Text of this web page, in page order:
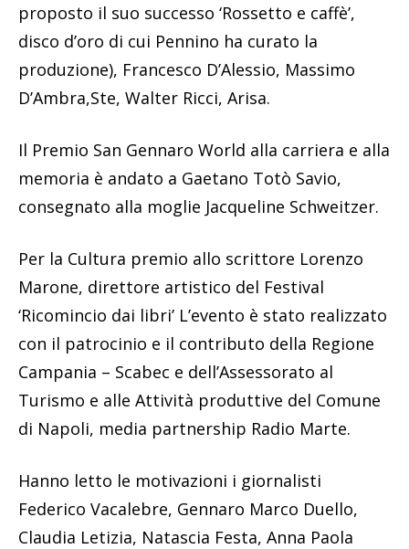
proposto il suo successo ‘Rossetto e caffè’,
disco d’oro di cui Pennino ha curato la
produzione), Francesco D’Alessio, Massimo
D’Ambra,Ste, Walter Ricci, Arisa.
Il Premio San Gennaro World alla carriera e alla
memoria è andato a Gaetano Totò Savio,
consegnato alla moglie Jacqueline Schweitzer.
Per la Cultura premio allo scrittore Lorenzo
Marone, direttore artistico del Festival
‘Ricomincio dai libri’ L’evento è stato realizzato
con il patrocinio e il contributo della Regione
Campania – Scabec e dell’Assessorato al
Turismo e alle Attività produttive del Comune
di Napoli, media partnership Radio Marte.
Hanno letto le motivazioni i giornalisti
Federico Vacalebre, Gennaro Marco Duello,
Claudia Letizia, Natascia Festa, Anna Paola